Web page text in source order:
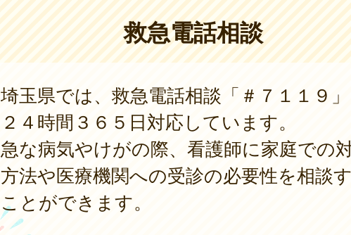
救急電話相談
埼玉県では、救急電話相談「＃７１１９
２４時間３６５日対応しています。
急な病気やけがの際、看護師に家庭での
方法や医療機関への受診の必要性を相談
ことができます。